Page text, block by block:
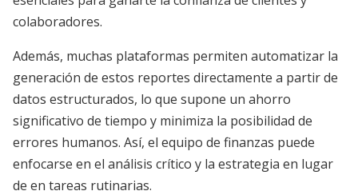
colaboradores.
Además, muchas plataformas permiten automatizar la
generación de estos reportes directamente a partir de
datos estructurados, lo que supone un ahorro
significativo de tiempo y minimiza la posibilidad de
errores humanos. Así, el equipo de finanzas puede
enfocarse en el análisis crítico y la estrategia en lugar
de en tareas rutinarias.